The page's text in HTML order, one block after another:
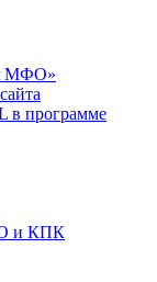
МФО»
программе
и КПК